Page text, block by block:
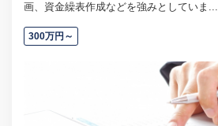
画、資金繰表作成などを強みとしていま...
300万円～